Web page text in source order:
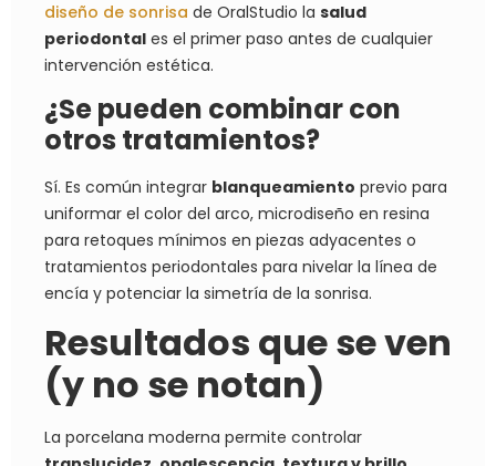
diseño de sonrisa de OralStudio la salud
periodontal es el primer paso antes de cualquier
intervención estética.
¿Se pueden combinar con
otros tratamientos?
Sí. Es común integrar blanqueamiento previo para
uniformar el color del arco, microdiseño en resina
para retoques mínimos en piezas adyacentes o
tratamientos periodontales para nivelar la línea de
encía y potenciar la simetría de la sonrisa.
Resultados que se ven
(y no se notan)
La porcelana moderna permite controlar